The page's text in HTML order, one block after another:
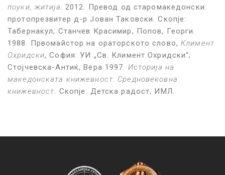
поуки, житија . 2012. Превод од старомакедонски:
протопрезвитер д-р Јован Таковски. Скопје:
Табернакул; Станчев Красимир, Попов, Георги.
1988. Првомайстор на ораторското слово, Климент
Охридски, София: УИ „Св. Климент Охридски“;
Стојчевска-Антиќ, Вера 1997. Историја на
македонската книжевност. Средновековна
книжевност . Скопје: Детска радост, ИМЛ.